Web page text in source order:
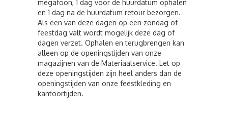
megafoon, 1 dag voor de huurdatum ophalen
en 1 dag na de huurdatum retour bezorgen.
Als een van deze dagen op een zondag of
feestdag valt wordt mogelijk deze dag of
dagen verzet. Ophalen en terugbrengen kan
alleen op de openingstijden van onze
magazijnen van de Materiaalservice. Let op
deze openingstijden zijn heel anders dan de
openingstijden van onze feestkleding en
kantoortijden.